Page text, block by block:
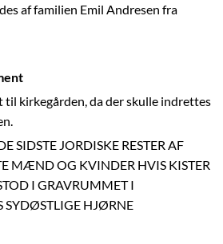
af familien Emil Andresen fra
kirkegården, da der skulle indrettes
SIDSTE JORDISKE RESTER AF
MÆND OG KVINDER HVIS KISTER
I GRAVRUMMET I
SYDØSTLIGE HJØRNE